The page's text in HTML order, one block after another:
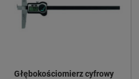
Głębokościomierz cyfrowy